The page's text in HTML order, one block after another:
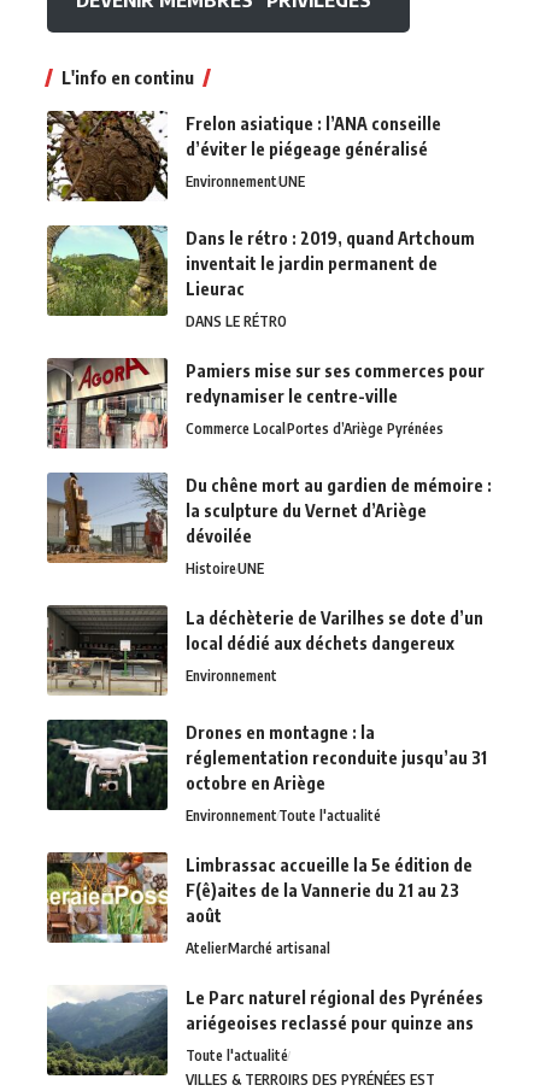
L'info en continu
Frelon asiatique : l’ANA conseille
d’éviter le piégeage généralisé
EnvironnementUNE
Dans le rétro : 2019, quand Artchoum
inventait le jardin permanent de
Lieurac
DANS LE RÉTRO
Pamiers mise sur ses commerces pour
redynamiser le centre-ville
Commerce LocalPortes d’Ariège Pyrénées
Du chêne mort au gardien de mémoire :
la sculpture du Vernet d’Ariège
dévoilée
HistoireUNE
La déchèterie de Varilhes se dote d’un
local dédié aux déchets dangereux
Environnement
Drones en montagne : la
réglementation reconduite jusqu’au 31
octobre en Ariège
EnvironnementToute l'actualité
Limbrassac accueille la 5e édition de
F(ê)aites de la Vannerie du 21 au 23
août
AtelierMarché artisanal
Le Parc naturel régional des Pyrénées
ariégeoises reclassé pour quinze ans
Toute l'actualité
VILLES & TERROIRS DES PYRÉNÉES EST